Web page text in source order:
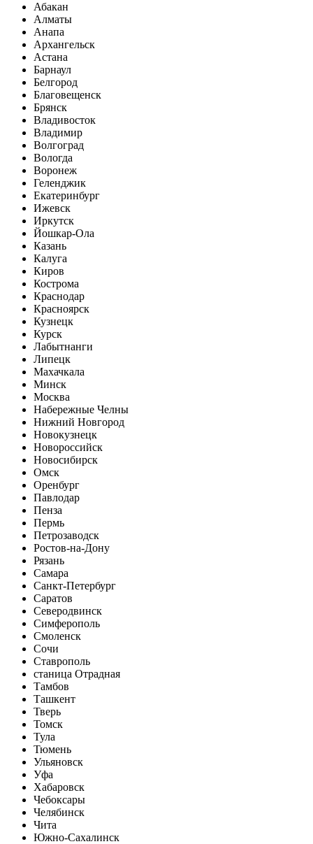
Абакан
Алматы
Анапа
Архангельск
Астана
Барнаул
Белгород
Благовещенск
Брянск
Владивосток
Владимир
Волгоград
Вологда
Воронеж
Геленджик
Екатеринбург
Ижевск
Иркутск
Йошкар-Ола
Казань
Калуга
Киров
Кострома
Краснодар
Красноярск
Кузнецк
Курск
Лабытнанги
Липецк
Махачкала
Минск
Москва
Набережные Челны
Нижний Новгород
Новокузнецк
Новороссийск
Новосибирск
Омск
Оренбург
Павлодар
Пенза
Пермь
Петрозаводск
Ростов-на-Дону
Рязань
Самара
Санкт-Петербург
Саратов
Северодвинск
Симферополь
Смоленск
Сочи
Ставрополь
станица Отрадная
Тамбов
Ташкент
Тверь
Томск
Тула
Тюмень
Ульяновск
Уфа
Хабаровск
Чебоксары
Челябинск
Чита
Южно-Сахалинск